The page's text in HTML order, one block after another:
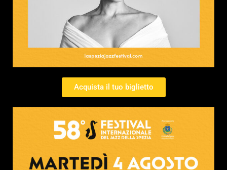
Acquista il tuo biglietto